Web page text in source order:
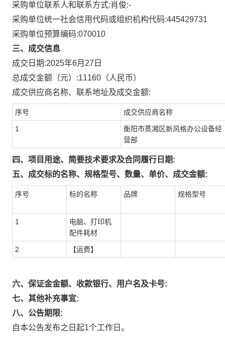
采购单位联系人和联系方式:肖俊:-
采购单位统一社会信用代码或组织机构代码:445429731
采购单位预算编码:070010
三、成交信息
成交日期:2025年6月27日
总成交金额（元）:11160 （人民币）
成交供应商名称、联系地址及成交金额:
序号 成交供应商名称
1
衡阳市蒸湘区新风格办公设备经
营部
四、项目用途、简要技术要求及合同履行日期:
五、成交标的名称、规格型号、数量、单价、成交金额:
序号 标的名称 品牌 规格型号
1
电脑、打印机
配件耗材
2 【运费】
六、保证金金额、收款银行、用户名及卡号:
七、其他补充事宜:
八、公告期限:
自本公告发布之日起1个工作日。